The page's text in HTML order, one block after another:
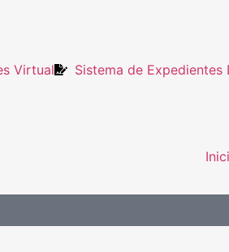
Virtual Sistema de Expedientes